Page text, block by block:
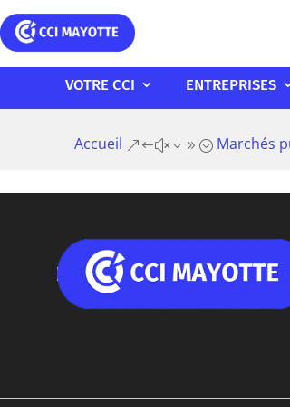
VOTRE CCI ENTREPRISES
Accueil &#x39; Marchés